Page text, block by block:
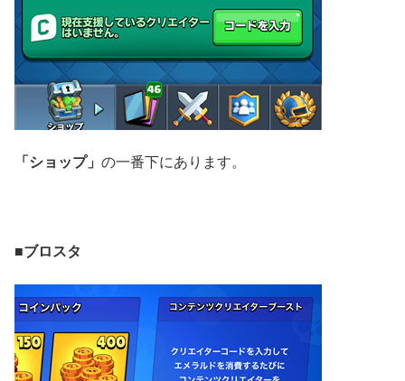
「ショップ」 の一番下にあります。
■ブロスタ